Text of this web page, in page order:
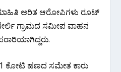
ಮಾಹಿತಿ ಅರಿತ ಆರೋಪಿಗಳು ರೂಟ್
ಗ್ರಾಮದ ಸಮೀಪ ವಾಹನ
ಕೋಟಿ ಹಣದ ಸಮೇತ ಕಾರು